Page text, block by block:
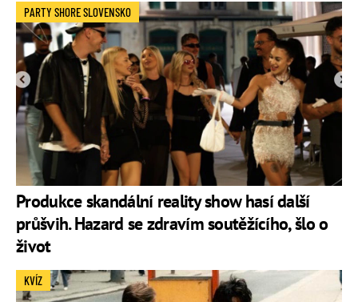
Produkce skandální reality show hasí další
průšvih. Hazard se zdravím soutěžícího, šlo o
život
PARTY SHORE SLOVENSKO
KVÍZ